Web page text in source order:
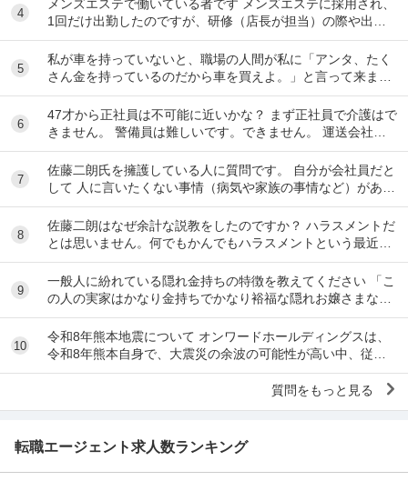
4
メンズエステで働いている者です メンズエステに採用され、
1回だけ出勤したのですが、研修（店長が担当）の際や出勤
時に「元々デリをやっていたなら」という理由で...
5
私が車を持っていないと、職場の人間が私に「アンタ、たく
さん金を持っているのだから車を買えよ。」と言って来ま
す。 でも なんで しんどい思いをして働いた金で...
6
47才から正社員は不可能に近いかな？ まず正社員で介護はで
きません。 警備員は難しいです。できません。 運送会社の
運転手は無理です。できません 過去にうつ...
7
佐藤二朗氏を擁護している人に質問です。 自分が会社員だと
して 人に言いたくない事情（病気や家族の事情など）があ
り、上司や総務等に相談した結果、仕事内容を...
8
佐藤二朗はなぜ余計な説教をしたのですか？ ハラスメントだ
とは思いません。何でもかんでもハラスメントという最近の
風潮に反対です。ただ、橋本愛からすれば良い気...
9
一般人に紛れている隠れ金持ちの特徴を教えてください 「こ
の人の実家はかなり金持ちでかなり裕福な隠れお嬢さまなん
だな」とわかる特徴を教えてください 私の...
10
令和8年熊本地震について オンワードホールディングスは、
令和8年熊本自身で、大震災の余波の可能性が高い中、従業
員に売上金の確保（金庫への預け入れ）を優先さ...
質問をもっと見る
転職エージェント求人数ランキング